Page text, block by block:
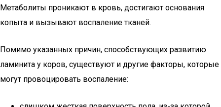
Метаболиты проникают в кровь, достигают основания
копыта и вызывают воспаление тканей.
Помимо указанных причин, способствующих развитию
ламинита у коров, существуют и другие факторы, которые
могут провоцировать воспаление: